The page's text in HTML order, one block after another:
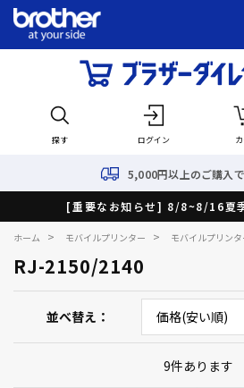
探す ログイン
5,000円以上のご購入
[重要なお知らせ] 8/8~8/16夏
ホーム > モバイルプリンター > モバイルプリン
RJ-2150/2140
並べ替え
9件あります